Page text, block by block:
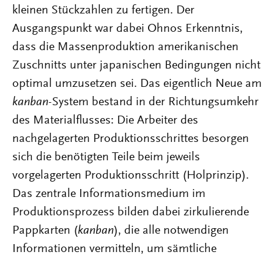
kleinen Stückzahlen zu fertigen. Der
Ausgangspunkt war dabei Ohnos Erkenntnis,
dass die Massenproduktion amerikanischen
Zuschnitts unter japanischen Bedingungen nicht
optimal umzusetzen sei. Das eigentlich Neue am
kanban-System bestand in der Richtungsumkehr
des Materialflusses: Die Arbeiter des
nachgelagerten Produktionsschrittes besorgen
sich die benötigten Teile beim jeweils
vorgelagerten Produktionsschritt (Holprinzip).
Das zentrale Informationsmedium im
Produktionsprozess bilden dabei zirkulierende
Pappkarten (kanban), die alle notwendigen
Informationen vermitteln, um sämtliche